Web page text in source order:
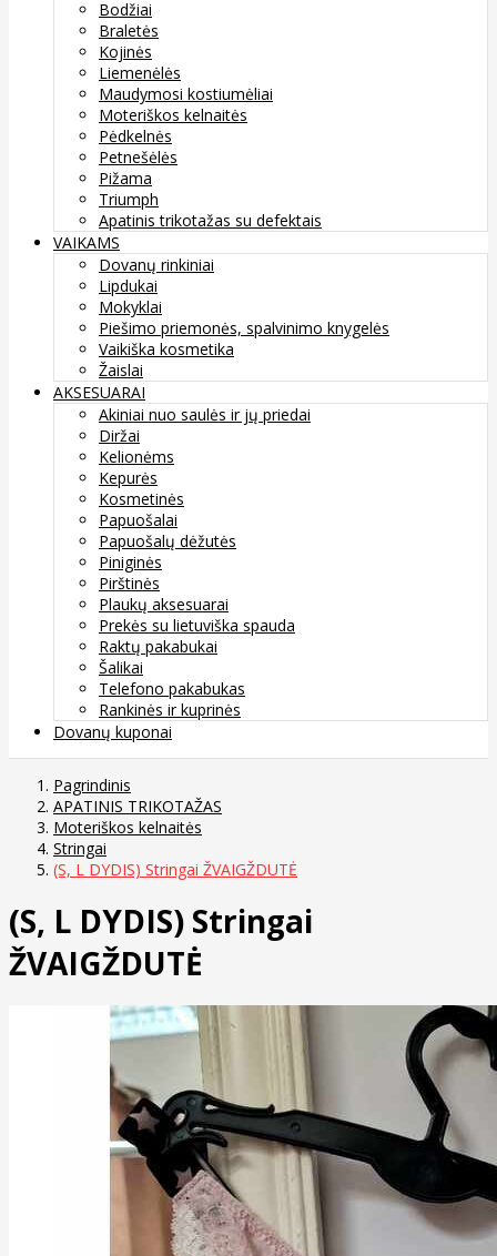
Bodžiai
Braletės
Kojinės
Liemenėlės
Maudymosi kostiumėliai
Moteriškos kelnaitės
Pėdkelnės
Petnešėlės
Pižama
Triumph
Apatinis trikotažas su defektais
VAIKAMS
Dovanų rinkiniai
Lipdukai
Mokyklai
Piešimo priemonės, spalvinimo knygelės
Vaikiška kosmetika
Žaislai
AKSESUARAI
Akiniai nuo saulės ir jų priedai
Diržai
Kelionėms
Kepurės
Kosmetinės
Papuošalai
Papuošalų dėžutės
Piniginės
Pirštinės
Plaukų aksesuarai
Prekės su lietuviška spauda
Raktų pakabukai
Šalikai
Telefono pakabukas
Rankinės ir kuprinės
Dovanų kuponai
Pagrindinis
APATINIS TRIKOTAŽAS
Moteriškos kelnaitės
Stringai
(S, L DYDIS) Stringai ŽVAIGŽDUTĖ
(S, L DYDIS) Stringai
ŽVAIGŽDUTĖ